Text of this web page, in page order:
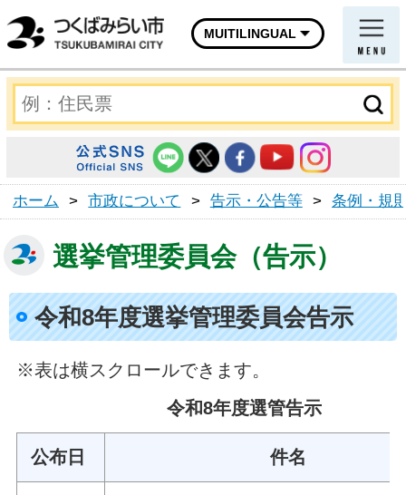
MUITILINGUAL
ホーム > 市政について > 告示・公告等 > 条例・規
選挙管理委員会（告示）
令和8年度選挙管理委員会告示
※表は横スクロールできます。
令和8年度選管告示
公布日 件名